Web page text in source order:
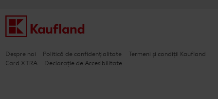
Despre noi Politică de confidențialitate
Termeni și condiții Kaufland
Card XTRA
Declarație de Accesibilitate